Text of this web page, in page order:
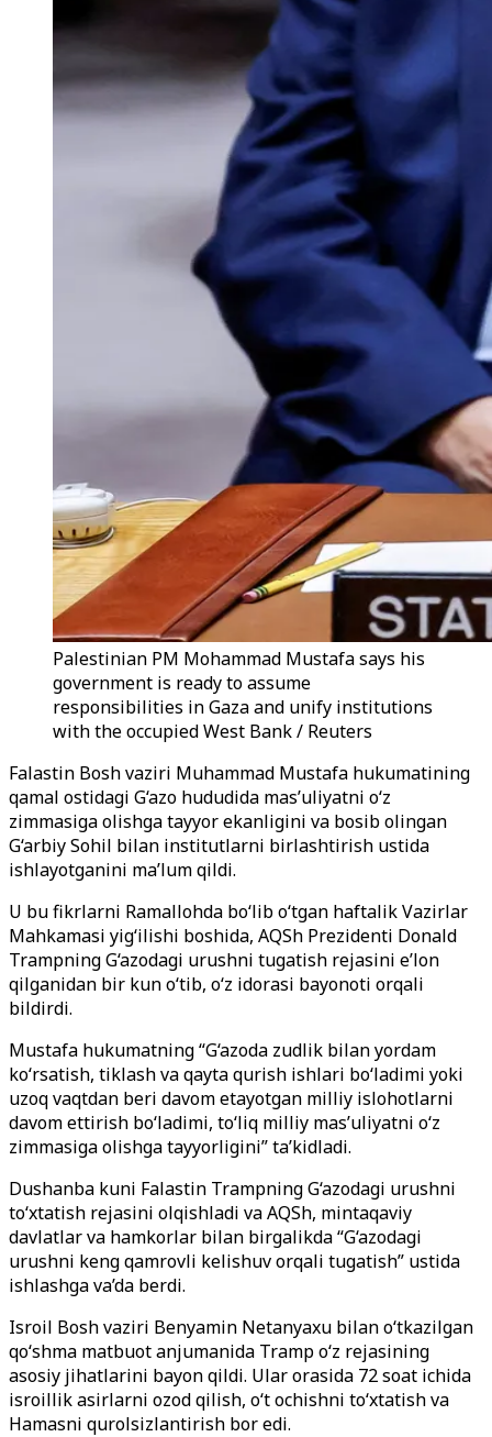
Palestinian PM Mohammad Mustafa says his
government is ready to assume
responsibilities in Gaza and unify institutions
with the occupied West Bank / Reuters
Falastin Bosh vaziri Muhammad Mustafa hukumatining
qamal ostidagi G‘azo hududida mas’uliyatni o‘z
zimmasiga olishga tayyor ekanligini va bosib olingan
G‘arbiy Sohil bilan institutlarni birlashtirish ustida
ishlayotganini ma’lum qildi.
U bu fikrlarni Ramallohda bo‘lib o‘tgan haftalik Vazirlar
Mahkamasi yig‘ilishi boshida, AQSh Prezidenti Donald
Trampning G‘azodagi urushni tugatish rejasini e’lon
qilganidan bir kun o‘tib, o‘z idorasi bayonoti orqali
bildirdi.
Mustafa hukumatning “G‘azoda zudlik bilan yordam
ko‘rsatish, tiklash va qayta qurish ishlari bo‘ladimi yoki
uzoq vaqtdan beri davom etayotgan milliy islohotlarni
davom ettirish bo‘ladimi, to‘liq milliy mas’uliyatni o‘z
zimmasiga olishga tayyorligini” ta’kidladi.
Dushanba kuni Falastin Trampning G‘azodagi urushni
to‘xtatish rejasini olqishladi va AQSh, mintaqaviy
davlatlar va hamkorlar bilan birgalikda “G‘azodagi
urushni keng qamrovli kelishuv orqali tugatish” ustida
ishlashga va’da berdi.
Isroil Bosh vaziri Benyamin Netanyaxu bilan o‘tkazilgan
qo‘shma matbuot anjumanida Tramp o‘z rejasining
asosiy jihatlarini bayon qildi. Ular orasida 72 soat ichida
isroillik asirlarni ozod qilish, o‘t ochishni to‘xtatish va
Hamasni qurolsizlantirish bor edi.